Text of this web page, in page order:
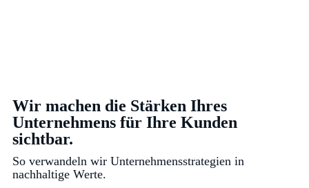
Wir machen die Stärken Ihres
Unternehmens für Ihre Kunden
sichtbar.
So verwandeln wir Unternehmensstrategien in
nachhaltige Werte.